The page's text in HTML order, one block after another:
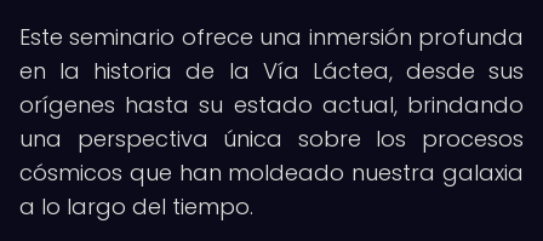
Este seminario ofrece una inmersión profunda
en la historia de la Vía Láctea, desde sus
orígenes hasta su estado actual, brindando
una perspectiva única sobre los procesos
cósmicos que han moldeado nuestra galaxia
a lo largo del tiempo.